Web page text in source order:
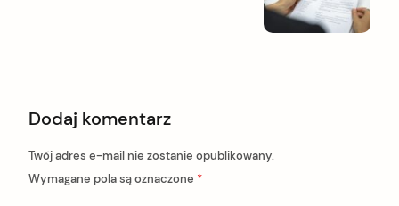
i
o
n
Dodaj komentarz
Twój adres e-mail nie zostanie opublikowany.
Wymagane pola są oznaczone *